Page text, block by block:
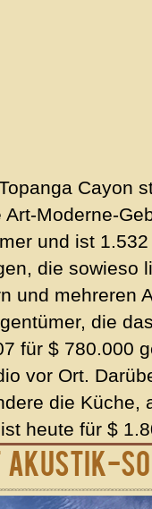
Cayon
Moderne-
und ist
die sowieso
und mehreren
die
für $ 780.000
vor Ort.
die Küche,
heute für $
Akustik-